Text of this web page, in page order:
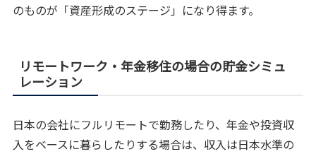
のものが「資産形成のステージ」になり得ます。
リモートワーク・年金移住の場合の貯金シミュ
レーション
日本の会社にフルリモートで勤務したり、年金や投資収
入をベースに暮らしたりする場合は、収入は日本水準の